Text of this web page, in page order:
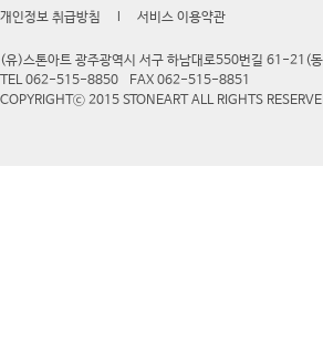
개인정보 취급방침 l 서비스 이용약관
(유)스톤아트 광주광역시 서구 하남대로550번길 61-21(
TEL 062-515-8850
FAX 062-515-8851
COPYRIGHTⓒ 2015 STONEART ALL RIGHTS